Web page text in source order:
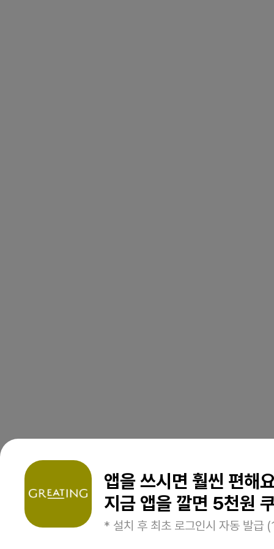
앱을 쓰시면 훨씬 편해
지금 앱을 깔면 5천원
* 설치 후 최초 로그인시 자동 발급